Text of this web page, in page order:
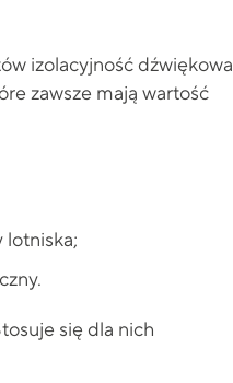
izolacyjność dźwiękowa
zawsze mają wartość
lotniska;
się dla nich